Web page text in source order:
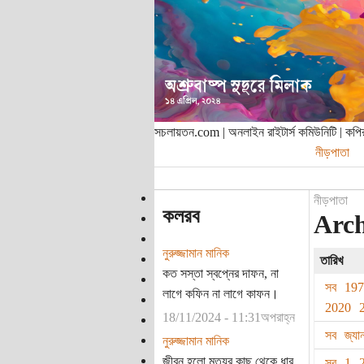
সচলায়তন.com | অনলাইন রাইটার্স কমিউনিটি |
নীড়পাতা
কলরব
নুরুজ্জামান মানিক
কত সস্তা স্বপ্নের দাফন, না
লাগে কফিন না লাগে কাফন।
18/11/2024 - 11:31অপরাহ্ন
নুরুজ্জামান মানিক
জীবন হলো মৃত্যুর কাছ থেকে ধার
নীড়পাতা
তারিখ
সব
2020
সব